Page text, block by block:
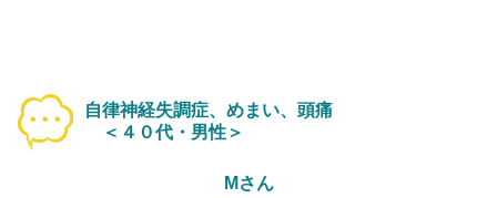
自律神経失調症、めまい、頭痛
＜４０代・男性＞
Mさん